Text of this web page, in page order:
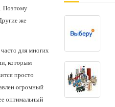
Поэтому
же
для многих
которым
просто
огромный
оптимальный